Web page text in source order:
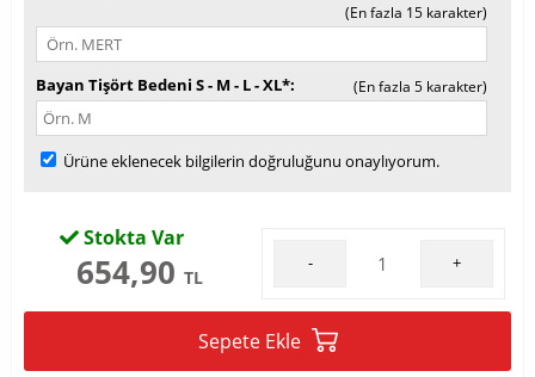
(En fazla 15 karakter)
Bayan Tişört Bedeni S - M - L - XL* (En fazla 5 karakter)
Ürüne eklenecek bilgilerin doğruluğunu onaylıyorum.
Stokta Var
654,90 TL
- +
Sepete Ekle